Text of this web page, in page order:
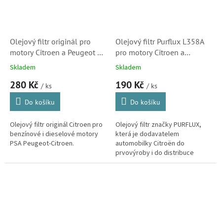
Olejový filtr originál pro
motory Citroen a Peugeot -
9818914980 (9467521180)
Skladem
280 Kč / ks
Do košíku
Olejový filtr originál Citroen pro
benzínové i dieselové motory
PSA Peugeot-Citroen.
Olejový filtr Purflux L358A
pro motory Citroen a
Peugeot (9818914980,
Skladem
190 Kč / ks
Do košíku
Olejový filtr značky PURFLUX,
která je dodavatelem
automobilky Citroën do
prvovýroby i do distribuce
originálních náhradních dílů. Pro